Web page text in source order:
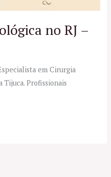
no RJ –
em Cirurgia
Tijuca. Profissionais